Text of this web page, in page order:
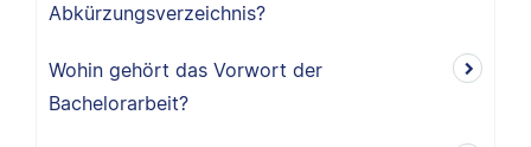
Abkürzungsverzeichnis?
Wohin gehört das Vorwort der
Bachelorarbeit?